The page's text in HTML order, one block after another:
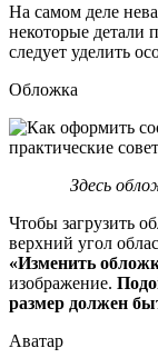
На самом деле
некоторые детали
следует уделить
Обложка
Здесь
Чтобы загрузить
верхний угол
«Изменить
изображение.
размер должен
Аватар